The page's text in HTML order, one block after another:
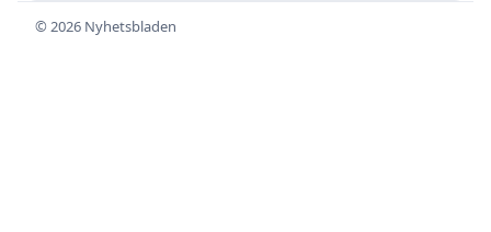
© 2026 Nyhetsbladen